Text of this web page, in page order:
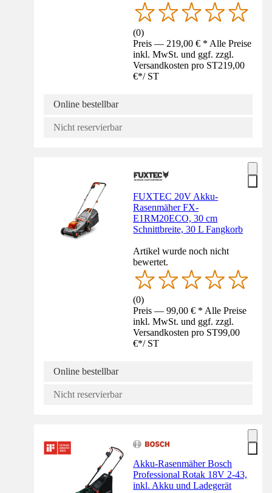
(0)
Preis — 219,00 € * Alle Preise
inkl. MwSt. und ggf. zzgl.
Versandkosten pro ST219,00
€*/ ST
Online bestellbar
Nicht reservierbar
FUXTEC 20V Akku-
Rasenmäher FX-
E1RM20ECO, 30 cm
Schnittbreite, 30 L Fangkorb
Artikel wurde noch nicht
bewertet.
(0)
Preis — 99,00 € * Alle Preise
inkl. MwSt. und ggf. zzgl.
Versandkosten pro ST99,00
€*/ ST
Online bestellbar
Nicht reservierbar
Akku-Rasenmäher Bosch
Professional Rotak 18V 2-43,
inkl. Akku und Ladegerät